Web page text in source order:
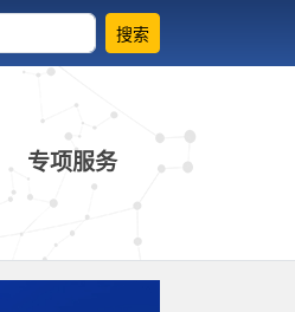
搜索
专项服务